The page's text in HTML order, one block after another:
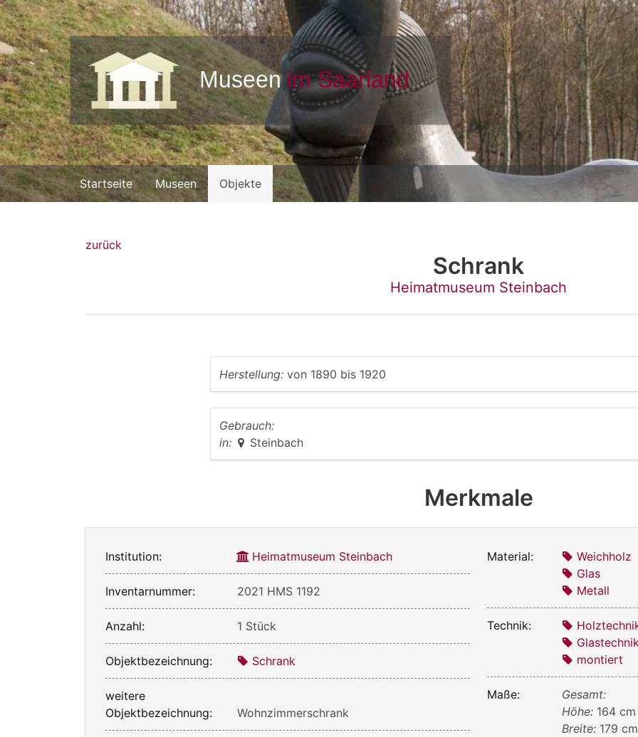
Startseite Museen Objekte
zurück
Schrank
Heimatmuseum Steinbach
Herstellung: von 1890 bis 1920
Gebrauch:
in:
Steinbach
Merkmale
Institution: Heimatmuseum Steinbach
Inventarnummer: 2021 HMS 1192
Anzahl: 1 Stück
Objektbezeichnung: Schrank
weitere
Objektbezeichnung:
Wohnzimmerschrank
Material:
Weichholz
Glas
Metall
Technik:
montiert
Maße:
Gesamt:
Höhe: 164 cm
Breite: 179 cm